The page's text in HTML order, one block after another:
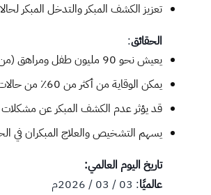
تعزيز الكشف المبكر والتدخل المبكر
الحقائق:
يعيش نحو 90 مليون طفل ومراهق (من 5 إلى 19 سنة) مع ضعف السمع حول العالم.
يمكن الوقاية من أكثر من 60٪ من حالات فقدان السمع لدى الأطفال عبر تدابير صحية عامة بسيطة.
قد يؤثر عدم الكشف المبكر عن مشكلات
يسهم التشخيص والعلاج المبكران في
تاريخ اليوم العالمي:
عالميًا: 03 / 03 / 2026م